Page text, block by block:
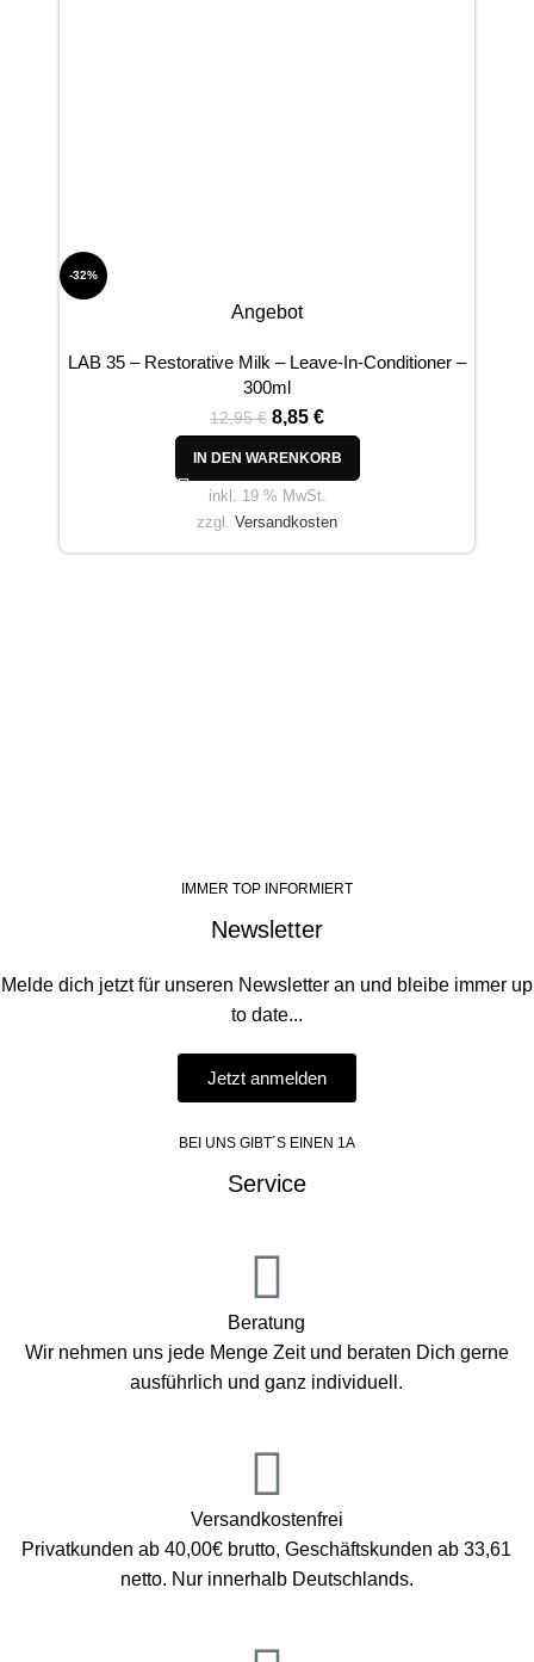
-32%
Angebot
LAB 35 – Restorative Milk – Leave-In-Conditioner –
300ml
12,95€ 8,85 €
IN DEN WARENKORB
inkl. 19 % MwSt.
zzgl. Versandkosten
IMMER TOP INFORMIERT
Newsletter
Melde dich jetzt für unseren Newsletter an und bleibe immer up
to date...
Jetzt anmelden
BEI UNS GIBT´S EINEN 1A
Service
Beratung
Wir nehmen uns jede Menge Zeit und beraten Dich gerne
ausführlich und ganz individuell.
Versandkostenfrei
Privatkunden ab 40,00€ brutto, Geschäftskunden ab 33,61
netto. Nur innerhalb Deutschlands.